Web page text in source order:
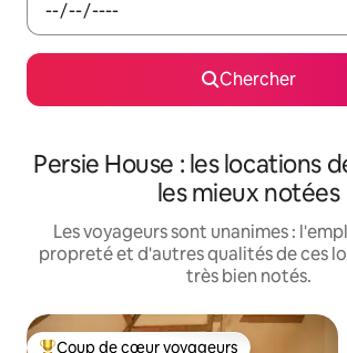
Chercher
Persie House : les locations
les mieux notées
Les voyageurs sont unanimes :
propreté et d'autres qualités de ces
très bien notés.
Coup de cœur voyageurs